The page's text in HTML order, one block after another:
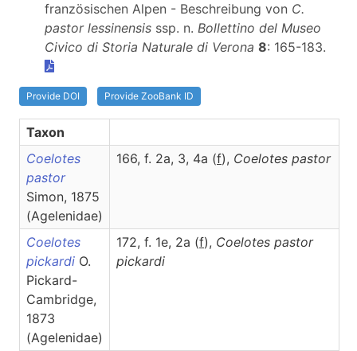
französischen Alpen - Beschreibung von C.
pastor lessinensis ssp. n. Bollettino del Museo
Civico di Storia Naturale di Verona 8: 165-183.
Provide DOI Provide ZooBank ID
Taxon
Coelotes
pastor
Simon, 1875
(Agelenidae)
166, f. 2a, 3, 4a (f), Coelotes pastor
Coelotes
pickardi O.
Pickard-
Cambridge,
1873
(Agelenidae)
172, f. 1e, 2a (f), Coelotes pastor
pickardi